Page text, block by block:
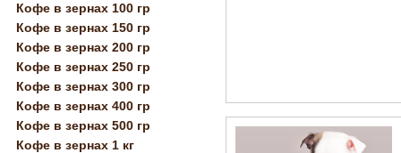
Кофе в зернах 100 гр
Кофе в зернах 150 гр
Кофе в зернах 200 гр
Кофе в зернах 250 гр
Кофе в зернах 300 гр
Кофе в зернах 400 гр
Кофе в зернах 500 гр
Кофе в зернах 1 кг